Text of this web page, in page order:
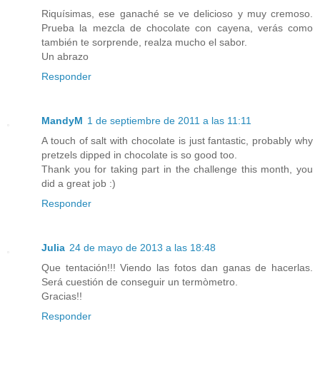
Riquísimas, ese ganaché se ve delicioso y muy cremoso.
Prueba la mezcla de chocolate con cayena, verás como
también te sorprende, realza mucho el sabor.
Un abrazo
Responder
MandyM 1 de septiembre de 2011 a las 11:11
A touch of salt with chocolate is just fantastic, probably why
pretzels dipped in chocolate is so good too.
Thank you for taking part in the challenge this month, you
did a great job :)
Responder
Julia 24 de mayo de 2013 a las 18:48
Que tentación!!! Viendo las fotos dan ganas de hacerlas.
Será cuestión de conseguir un termòmetro.
Gracias!!
Responder